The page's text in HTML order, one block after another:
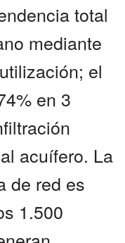
total
mediante
el
en 3
acuífero. La
de red es
1.500